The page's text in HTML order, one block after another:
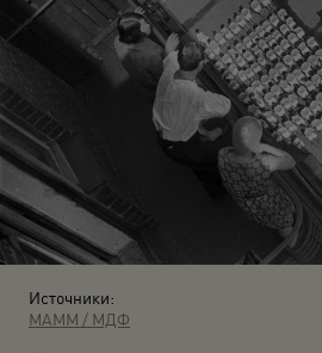
Источники:
МАММ / МДФ